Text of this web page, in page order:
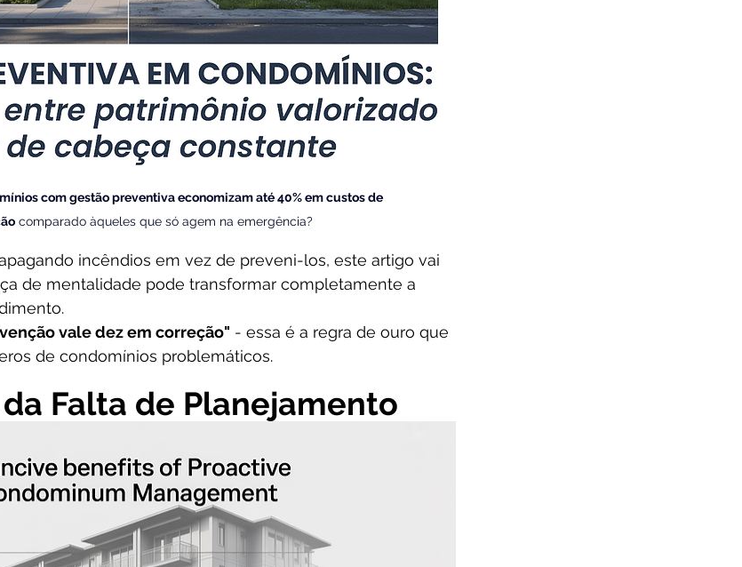
com gestão preventiva economizam até 40% em custos de
comparado àqueles que só agem na emergência?
incêndios em vez de preveni-los, este artigo vai
de mentalidade pode transformar completamente a
vale dez em correção" - essa é a regra de ouro que
de condomínios problemáticos.
Falta de Planejamento